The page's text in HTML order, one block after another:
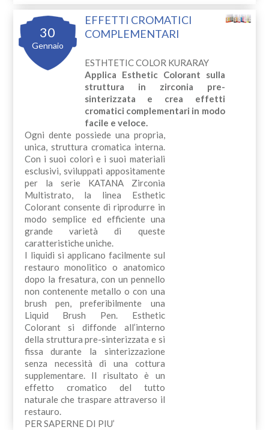
30
Gennaio
EFFETTI CROMATICI
COMPLEMENTARI
ESTHTETIC COLOR KURARAY
Applica Esthetic Colorant sulla
struttura in zirconia pre-
sinterizzata e crea effetti
cromatici complementari in modo
facile e veloce.
Ogni dente possiede una propria,
unica, struttura cromatica interna.
Con i suoi colori e i suoi materiali
esclusivi, sviluppati appositamente
per la serie KATANA Zirconia
Multistrato, la linea Esthetic
Colorant consente di riprodurre in
modo semplice ed efficiente una
grande varietà di queste
caratteristiche uniche.
I liquidi si applicano facilmente sul
restauro monolitico o anatomico
dopo la fresatura, con un pennello
non contenente metallo o con una
brush pen, preferibilmente una
Liquid Brush Pen. Esthetic
Colorant si diffonde all’interno
della struttura pre-sinterizzata e si
fissa durante la sinterizzazione
senza necessità di una cottura
supplementare. Il risultato è un
effetto cromatico del tutto
naturale che traspare attraverso il
restauro.
PER SAPERNE DI PIU’